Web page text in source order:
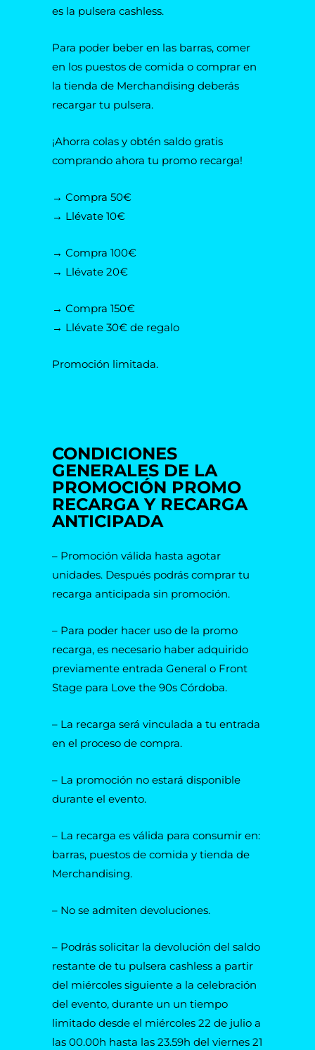
es la pulsera cashless.
Para poder beber en las barras, comer
en los puestos de comida o comprar en
la tienda de Merchandising deberás
recargar tu pulsera.
¡Ahorra colas y obtén saldo gratis
comprando ahora tu promo recarga!
→ Compra 50€
→ Llévate 10€
→ Compra 100€
→ Llévate 20€
→ Compra 150€
→ Llévate 30€ de regalo
Promoción limitada.
CONDICIONES
GENERALES DE LA
PROMOCIÓN PROMO
RECARGA Y RECARGA
ANTICIPADA
– Promoción válida hasta agotar
unidades. Después podrás comprar tu
recarga anticipada sin promoción.
– Para poder hacer uso de la promo
recarga, es necesario haber adquirido
previamente entrada General o Front
Stage para Love the 90s Córdoba.
– La recarga será vinculada a tu entrada
en el proceso de compra.
– La promoción no estará disponible
durante el evento.
– La recarga es válida para consumir en:
barras, puestos de comida y tienda de
Merchandising.
– No se admiten devoluciones.
– Podrás solicitar la devolución del saldo
restante de tu pulsera cashless a partir
del miércoles siguiente a la celebración
del evento, durante un un tiempo
limitado desde el miércoles 22 de julio a
las 00.00h hasta las 23.59h del viernes 21